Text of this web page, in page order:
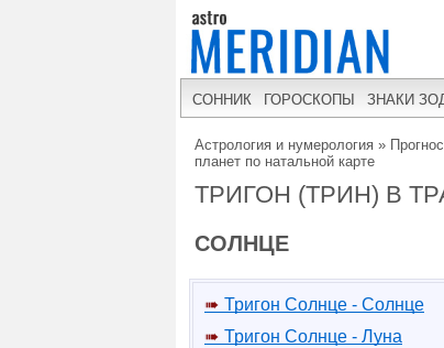
СОННИК ГОРОСКОПЫ ЗНАКИ
Астрология и нумерология »
планет по натальной карте
ТРИГОН (ТРИН) В
СОЛНЦЕ
Тригон Солнце - Солнце
Тригон Солнце - Луна